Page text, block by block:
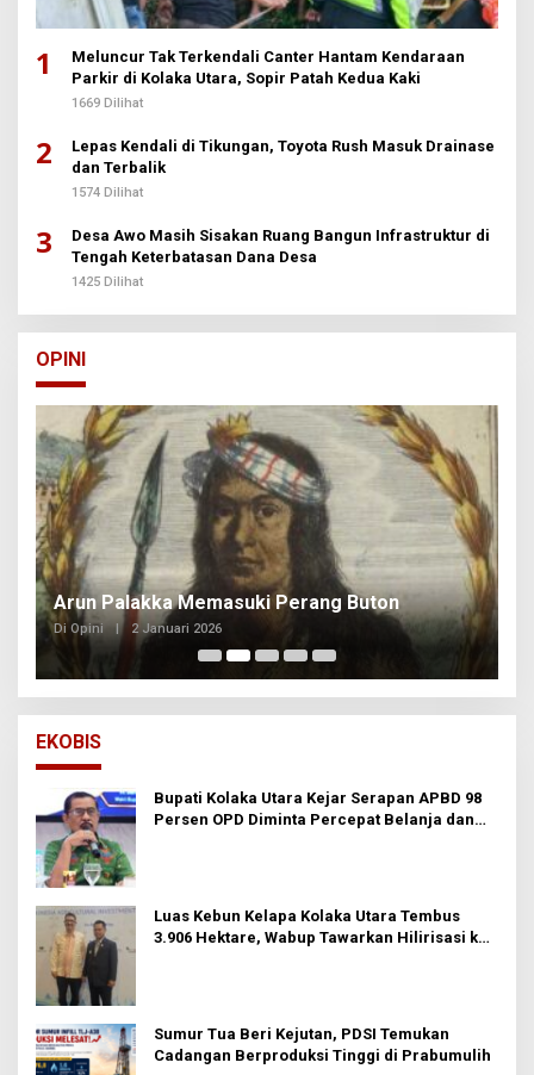
1
Meluncur Tak Terkendali Canter Hantam Kendaraan
Parkir di Kolaka Utara, Sopir Patah Kedua Kaki
1669 Dilihat
2
Lepas Kendali di Tikungan, Toyota Rush Masuk Drainase
dan Terbalik
1574 Dilihat
3
Desa Awo Masih Sisakan Ruang Bangun Infrastruktur di
Tengah Keterbatasan Dana Desa
1425 Dilihat
OPINI
Arun Palakka Memasuki Perang Buton
Di Opini 2 Januari 2026
EKOBIS
Bupati Kolaka Utara Kejar Serapan APBD 98
Persen OPD Diminta Percepat Belanja dan
Luas Kebun Kelapa Kolaka Utara Tembus
3.906 Hektare, Wabup Tawarkan Hilirisasi ke
Sumur Tua Beri Kejutan, PDSI Temukan
Cadangan Berproduksi Tinggi di Prabumulih